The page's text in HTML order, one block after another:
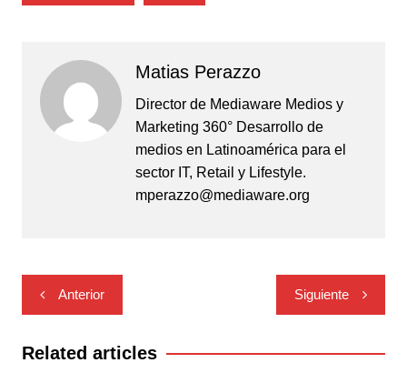
Matias Perazzo
Director de Mediaware Medios y
Marketing 360° Desarrollo de
medios en Latinoamérica para el
sector IT, Retail y Lifestyle.
mperazzo@mediaware.org
Navegación
de
entradas
Anterior Siguiente
Related articles